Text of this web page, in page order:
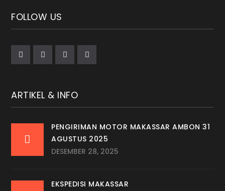
FOLLOW US
ARTIKEL & INFO
PENGIRIMAN MOTOR MAKASSAR AMBON 31
AGUSTUS 2025
DESEMBER 28, 2025
EKSPEDISI MAKASSAR